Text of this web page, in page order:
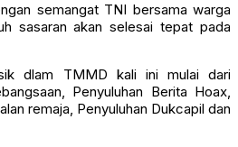
semangat TNI bersama warga
sasaran akan selesai tepat pada
dlam TMMD kali ini mulai dari
Penyuluhan Berita Hoax,
remaja, Penyuluhan Dukcapil dan